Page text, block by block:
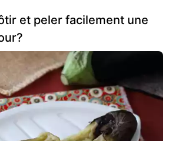
et peler facilement une